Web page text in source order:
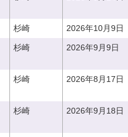
杉崎 2026年10月9日
杉崎 2026年9月9日
杉崎 2026年8月17日
杉崎 2026年9月18日